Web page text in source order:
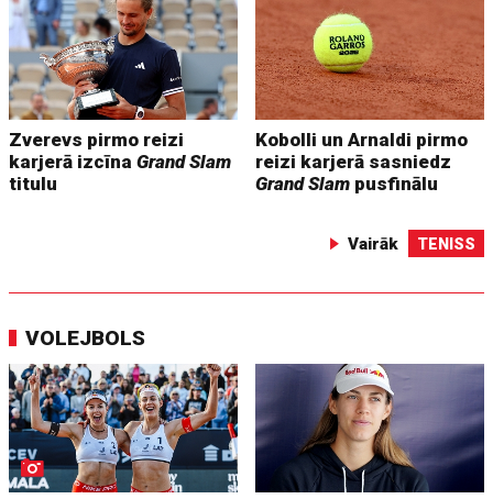
Zverevs pirmo reizi
karjerā izcīnaGrand Slam
titulu
Kobolli un Arnaldi pirmo
reizi karjerā sasniedz
Grand Slam pusfinālu
Vairāk TENISS
VOLEJBOLS